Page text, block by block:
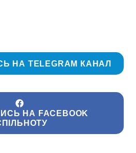
НА TELEGRAM КАНАЛ
НА FACEBOOK